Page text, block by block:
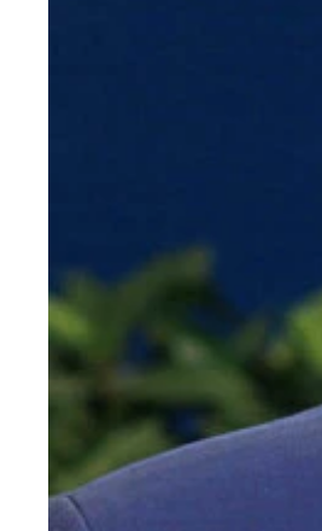
「“裏”流行語大賞2023」